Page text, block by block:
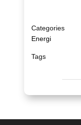
Energi